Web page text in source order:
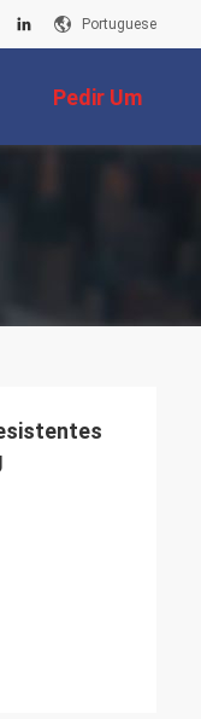
Portuguese
Pedir Um
Orçamento